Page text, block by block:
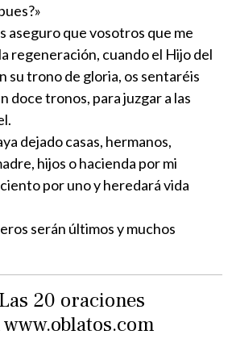
aseguro que vosotros que me
regeneración, cuando el Hijo del
su trono de gloria, os sentaréis
doce tronos, para juzgar a las
dejado casas, hermanos,
hijos o hacienda por mi
por uno y heredará vida
serán últimos y muchos
20 oraciones
www.oblatos.com